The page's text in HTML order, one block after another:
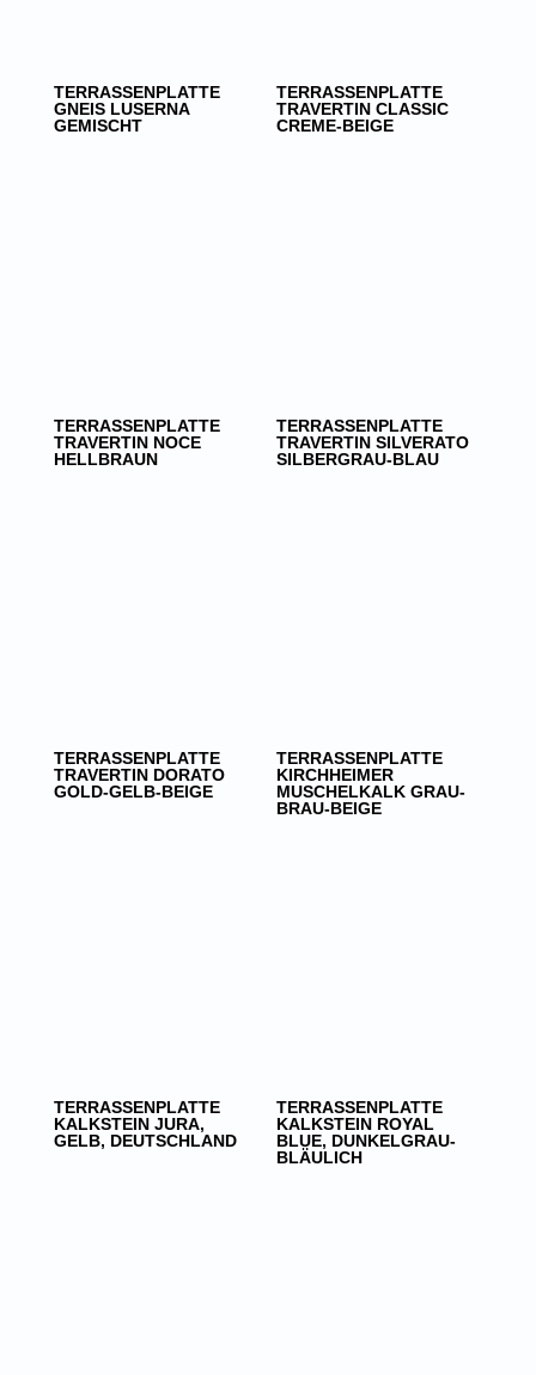
TERRASSENPLATTE
GNEIS LUSERNA
GEMISCHT
TERRASSENPLATTE
TRAVERTIN CLASSIC
CREME-BEIGE
TERRASSENPLATTE
TRAVERTIN NOCE
HELLBRAUN
TERRASSENPLATTE
TRAVERTIN SILVERATO
SILBERGRAU-BLAU
TERRASSENPLATTE
TRAVERTIN DORATO
GOLD-GELB-BEIGE
TERRASSENPLATTE
KIRCHHEIMER
MUSCHELKALK GRAU-
BRAU-BEIGE
TERRASSENPLATTE
KALKSTEIN JURA,
GELB, DEUTSCHLAND
TERRASSENPLATTE
KALKSTEIN ROYAL
BLUE, DUNKELGRAU-
BLÄULICH